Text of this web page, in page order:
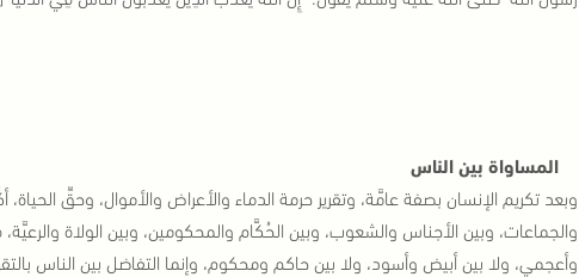
المساواة بين الناس
وبعد تكريم الإنسان بصفة عامَّة، وتقرير حرمة الدماء والأعراض والأموال، وحقِّ
والجماعات، وبين الأجناس والشعوب، وبين الحُكَّام والمحكومين، وبين الولاة
وأعجمي، ولا بين أبيض وأسود، ولا بين حاكم ومحكوم، وإنما التفاضل بين الناس